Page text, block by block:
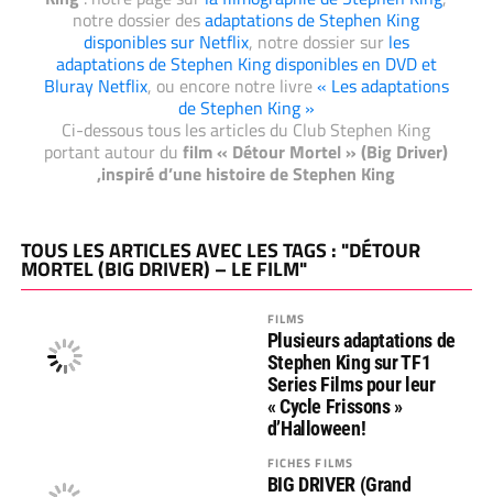
notre dossier desadaptations de Stephen King
disponibles sur Netflix, notre dossier sur les
adaptations de Stephen King disponibles en DVD et
Bluray Netflix, ou encore notre livre« Les adaptations
de Stephen King »
Ci-dessous tous les articles du Club Stephen King
portant autour dufilm « Détour Mortel » (Big Driver)
,inspiré d’une histoire de Stephen King
TOUS LES ARTICLES AVEC LES TAGS : "DÉTOUR
MORTEL (BIG DRIVER) – LE FILM"
FILMS
Plusieurs adaptations de
Stephen King sur TF1
Series Films pour leur
« Cycle Frissons »
d’Halloween!
FICHES FILMS
BIG DRIVER (Grand